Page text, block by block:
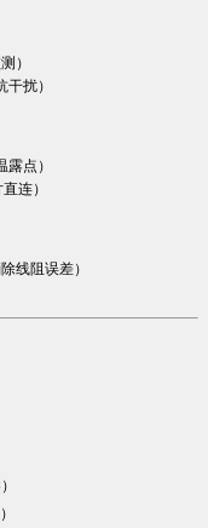
）
扰）
点）
连）
线阻误差）